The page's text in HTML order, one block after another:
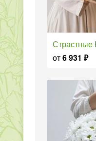
от6 931 ₽